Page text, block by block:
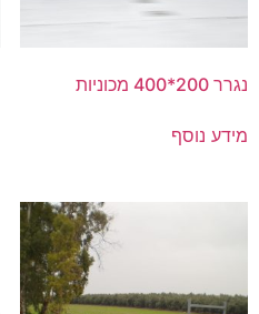
נגרר 200*400 מכוניות
מידע נוסף